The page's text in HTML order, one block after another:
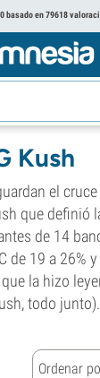
basado en 79618
Kush
el
que definió
de 14
de 19 a 26%
la hizo
todo
Ordenar